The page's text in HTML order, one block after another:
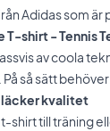
Adidas som
shirt - Tennis
av coola
så sätt
läcker kvalitet
shirt till träning